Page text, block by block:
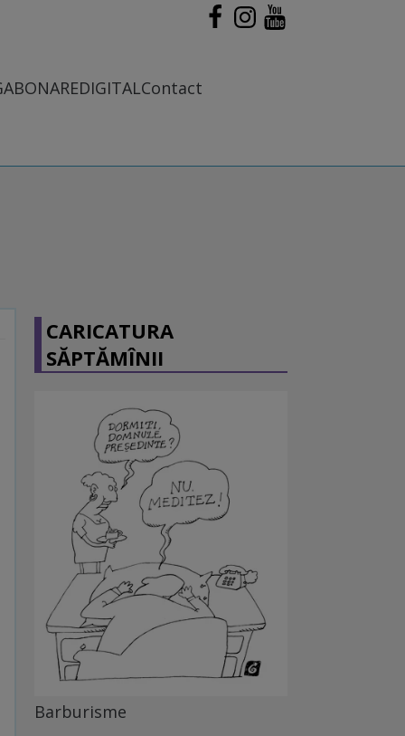
ABONAREDIGITALContact
CARICATURA
SĂPTĂMÎNII
Barburisme